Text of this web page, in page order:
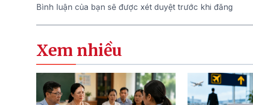
Bình luận của bạn sẽ được xét duyệt trước khi đăng
Xem nhiều